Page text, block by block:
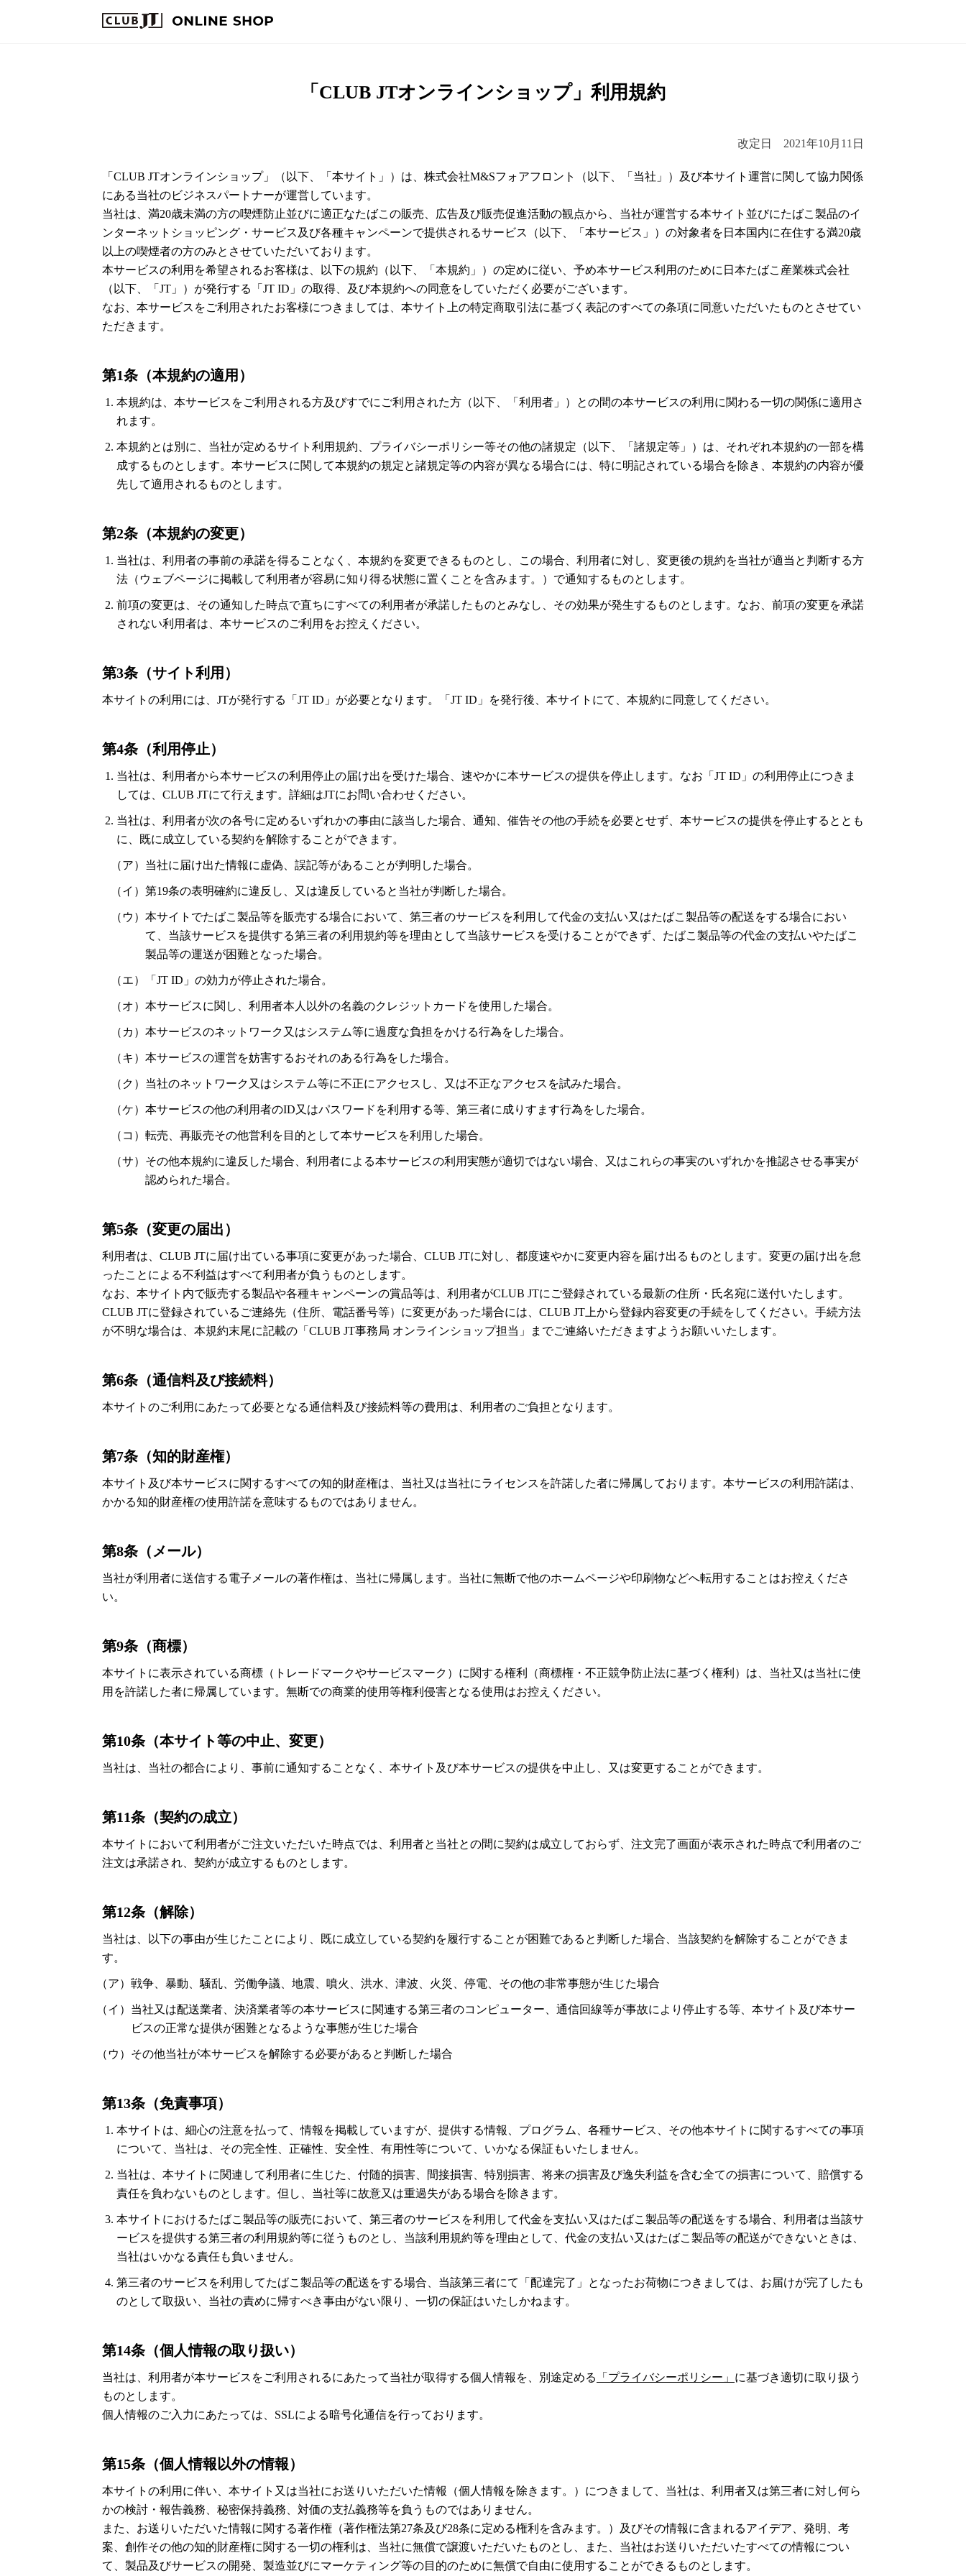
「CLUB JTオンラインショップ」利用規約
改定日 2021年10月11日
「CLUB JTオンラインショップ」（以下、「本サイト」）は、株式会社M&Sフォアフロント（以下、「当社」）及び本サイト運営に関して協力関係
にある当社のビジネスパートナーが運営しています。
当社は、満20歳未満の方の喫煙防止並びに適正なたばこの販売、広告及び販売促進活動の観点から、当社が運営する本サイト並びにたばこ製品のイ
ンターネットショッピング・サービス及び各種キャンペーンで提供されるサービス（以下、「本サービス」）の対象者を日本国内に在住する満20歳
以上の喫煙者の方のみとさせていただいております。
本サービスの利用を希望されるお客様は、以下の規約（以下、「本規約」）の定めに従い、予め本サービス利用のために日本たばこ産業株式会社
（以下、「JT」）が発行する「JT ID」の取得、及び本規約への同意をしていただく必要がございます。
なお、本サービスをご利用されたお客様につきましては、本サイト上の特定商取引法に基づく表記のすべての条項に同意いただいたものとさせてい
ただきます。
第1条（本規約の適用）
本規約は、本サービスをご利用される方及びすでにご利用された方（以下、「利用者」）との間の本サービスの利用に関わる一切の関係に適用さ
れます。
本規約とは別に、当社が定めるサイト利用規約、プライバシーポリシー等その他の諸規定（以下、「諸規定等」）は、それぞれ本規約の一部を構
成するものとします。本サービスに関して本規約の規定と諸規定等の内容が異なる場合には、特に明記されている場合を除き、本規約の内容が優
先して適用されるものとします。
第2条（本規約の変更）
当社は、利用者の事前の承諾を得ることなく、本規約を変更できるものとし、この場合、利用者に対し、変更後の規約を当社が適当と判断する方
法（ウェブページに掲載して利用者が容易に知り得る状態に置くことを含みます。）で通知するものとします。
前項の変更は、その通知した時点で直ちにすべての利用者が承諾したものとみなし、その効果が発生するものとします。なお、前項の変更を承諾
されない利用者は、本サービスのご利用をお控えください。
第3条（サイト利用）
本サイトの利用には、JTが発行する「JT ID」が必要となります。「JT ID」を発行後、本サイトにて、本規約に同意してください。
第4条（利用停止）
当社は、利用者から本サービスの利用停止の届け出を受けた場合、速やかに本サービスの提供を停止します。なお「JT ID」の利用停止につきま
しては、CLUB JTにて行えます。詳細はJTにお問い合わせください。
当社は、利用者が次の各号に定めるいずれかの事由に該当した場合、通知、催告その他の手続を必要とせず、本サービスの提供を停止するととも
に、既に成立している契約を解除することができます。
（ア）当社に届け出た情報に虚偽、誤記等があることが判明した場合。
（イ）第19条の表明確約に違反し、又は違反していると当社が判断した場合。
（ウ）本サイトでたばこ製品等を販売する場合において、第三者のサービスを利用して代金の支払い又はたばこ製品等の配送をする場合におい
て、当該サービスを提供する第三者の利用規約等を理由として当該サービスを受けることができず、たばこ製品等の代金の支払いやたばこ
製品等の運送が困難となった場合。
（エ）「JT ID」の効力が停止された場合。
（オ）本サービスに関し、利用者本人以外の名義のクレジットカードを使用した場合。
（カ）本サービスのネットワーク又はシステム等に過度な負担をかける行為をした場合。
（キ）本サービスの運営を妨害するおそれのある行為をした場合。
（ク）当社のネットワーク又はシステム等に不正にアクセスし、又は不正なアクセスを試みた場合。
（ケ）本サービスの他の利用者のID又はパスワードを利用する等、第三者に成りすます行為をした場合。
（コ）転売、再販売その他営利を目的として本サービスを利用した場合。
（サ）その他本規約に違反した場合、利用者による本サービスの利用実態が適切ではない場合、又はこれらの事実のいずれかを推認させる事実が
認められた場合。
第5条（変更の届出）
利用者は、CLUB JTに届け出ている事項に変更があった場合、CLUB JTに対し、都度速やかに変更内容を届け出るものとします。変更の届け出を怠
ったことによる不利益はすべて利用者が負うものとします。
なお、本サイト内で販売する製品や各種キャンペーンの賞品等は、利用者がCLUB JTにご登録されている最新の住所・氏名宛に送付いたします。
CLUB JTに登録されているご連絡先（住所、電話番号等）に変更があった場合には、CLUB JT上から登録内容変更の手続をしてください。手続方法
が不明な場合は、本規約末尾に記載の「CLUB JT事務局 オンラインショップ担当」までご連絡いただきますようお願いいたします。
第6条（通信料及び接続料）
本サイトのご利用にあたって必要となる通信料及び接続料等の費用は、利用者のご負担となります。
第7条（知的財産権）
本サイト及び本サービスに関するすべての知的財産権は、当社又は当社にライセンスを許諾した者に帰属しております。本サービスの利用許諾は、
かかる知的財産権の使用許諾を意味するものではありません。
第8条（メール）
当社が利用者に送信する電子メールの著作権は、当社に帰属します。当社に無断で他のホームページや印刷物などへ転用することはお控えくださ
い。
第9条（商標）
本サイトに表示されている商標（トレードマークやサービスマーク）に関する権利（商標権・不正競争防止法に基づく権利）は、当社又は当社に使
用を許諾した者に帰属しています。無断での商業的使用等権利侵害となる使用はお控えください。
第10条（本サイト等の中止、変更）
当社は、当社の都合により、事前に通知することなく、本サイト及び本サービスの提供を中止し、又は変更することができます。
第11条（契約の成立）
本サイトにおいて利用者がご注文いただいた時点では、利用者と当社との間に契約は成立しておらず、注文完了画面が表示された時点で利用者のご
注文は承諾され、契約が成立するものとします。
第12条（解除）
当社は、以下の事由が生じたことにより、既に成立している契約を履行することが困難であると判断した場合、当該契約を解除することができま
す。
（ア）戦争、暴動、騒乱、労働争議、地震、噴火、洪水、津波、火災、停電、その他の非常事態が生じた場合
（イ）当社又は配送業者、決済業者等の本サービスに関連する第三者のコンピューター、通信回線等が事故により停止する等、本サイト及び本サー
ビスの正常な提供が困難となるような事態が生じた場合
（ウ）その他当社が本サービスを解除する必要があると判断した場合
第13条（免責事項）
本サイトは、細心の注意を払って、情報を掲載していますが、提供する情報、プログラム、各種サービス、その他本サイトに関するすべての事項
について、当社は、その完全性、正確性、安全性、有用性等について、いかなる保証もいたしません。
当社は、本サイトに関連して利用者に生じた、付随的損害、間接損害、特別損害、将来の損害及び逸失利益を含む全ての損害について、賠償する
責任を負わないものとします。但し、当社等に故意又は重過失がある場合を除きます。
本サイトにおけるたばこ製品等の販売において、第三者のサービスを利用して代金を支払い又はたばこ製品等の配送をする場合、利用者は当該サ
ービスを提供する第三者の利用規約等に従うものとし、当該利用規約等を理由として、代金の支払い又はたばこ製品等の配送ができないときは、
当社はいかなる責任も負いません。
第三者のサービスを利用してたばこ製品等の配送をする場合、当該第三者にて「配達完了」となったお荷物につきましては、お届けが完了したも
のとして取扱い、当社の責めに帰すべき事由がない限り、一切の保証はいたしかねます。
第14条（個人情報の取り扱い）
当社は、利用者が本サービスをご利用されるにあたって当社が取得する個人情報を、別途定める 「プライバシーポリシー」 に基づき適切に取り扱う
ものとします。
個人情報のご入力にあたっては、SSLによる暗号化通信を行っております。
第15条（個人情報以外の情報）
本サイトの利用に伴い、本サイト又は当社にお送りいただいた情報（個人情報を除きます。）につきまして、当社は、利用者又は第三者に対し何ら
かの検討・報告義務、秘密保持義務、対価の支払義務等を負うものではありません。
また、お送りいただいた情報に関する著作権（著作権法第27条及び28条に定める権利を含みます。）及びその情報に含まれるアイデア、発明、考
案、創作その他の知的財産権に関する一切の権利は、当社に無償で譲渡いただいたものとし、また、当社はお送りいただいたすべての情報につい
て、製品及びサービスの開発、製造並びにマーケティング等の目的のために無償で自由に使用することができるものとします。